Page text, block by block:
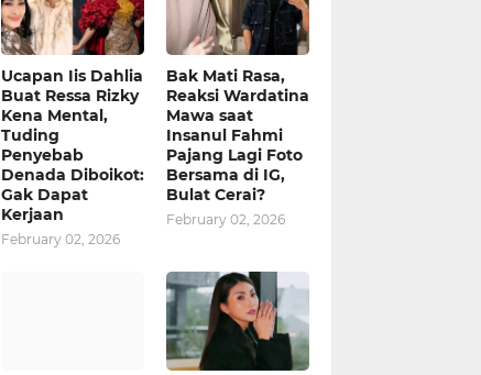
Ucapan Iis Dahlia
Buat Ressa Rizky
Kena Mental,
Tuding
Penyebab
Denada Diboikot:
Gak Dapat
Kerjaan
February 02, 2026
Bak Mati Rasa,
Reaksi Wardatina
Mawa saat
Insanul Fahmi
Pajang Lagi Foto
Bersama di IG,
Bulat Cerai?
February 02, 2026